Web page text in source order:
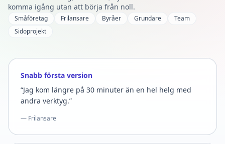
komma igång utan att börja från noll.
Småföretag Frilansare Byråer Grundare
Team
Sidoprojekt
Snabb första version
“Jag kom längre på 30 minuter än en hel helg med
andra verktyg.”
— Frilansare